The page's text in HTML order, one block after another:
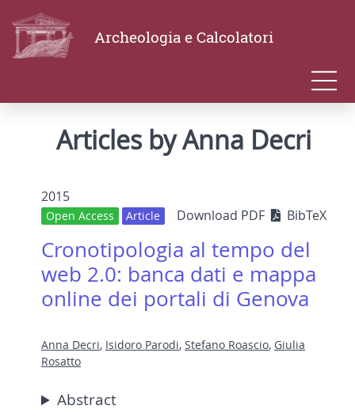
Archeologia e Calcolatori
Articles by Anna Decri
2015
Open Access Article Download PDF BibTeX
Cronotipologia al tempo del
web 2.0: banca dati e mappa
online dei portali di Genova
Anna Decri, Isidoro Parodi, Stefano Roascio, Giulia
Rosatto
Abstract